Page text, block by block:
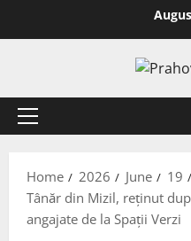
Home 2026 June
19
Tânăr din Mizil, reținut
angajate de la Spații Verzi